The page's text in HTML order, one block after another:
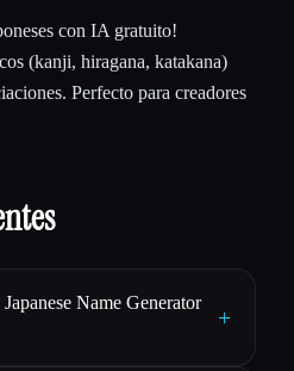
con IA gratuito!
(kanji, hiragana, katakana)
Perfecto para creadores
Name Generator
+